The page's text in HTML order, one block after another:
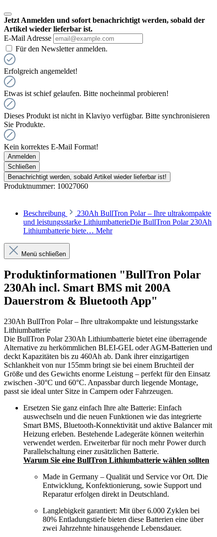
Jetzt Anmelden und sofort benachrichtigt werden, sobald der
Artikel wieder lieferbar ist.
E-Mail Adresse
Für den Newsletter anmelden.
Erfolgreich angemeldet!
Etwas ist schief gelaufen. Bitte nocheinmal probieren!
Dieses Produkt ist nicht in Klaviyo verfügbar. Bitte synchronisieren
Sie Produkte.
Kein korrektes E-Mail Format!
Anmelden
Schließen
Benachrichtigt werden, sobald Artikel wieder lieferbar ist!
Produktnummer: 10027060
Beschreibung
230Ah BullTron Polar – Ihre ultrakompakte
und leistungsstarke LithiumbatterieDie BullTron Polar 230Ah
Lithiumbatterie biete… Mehr
Menü schließen
Produktinformationen "BullTron Polar
230Ah incl. Smart BMS mit 200A
Dauerstrom & Bluetooth App"
230Ah BullTron Polar – Ihre ultrakompakte und leistungsstarke
Lithiumbatterie
Die BullTron Polar 230Ah Lithiumbatterie bietet eine überragende
Alternative zu herkömmlichen BLEI-GEL oder AGM-Batterien und
deckt Kapazitäten bis zu 460Ah ab. Dank ihrer einzigartigen
Schlankheit von nur 155mm bringt sie bei einem Bruchteil der
Größe und des Gewichts enorme Leistung – perfekt für den Einsatz
zwischen -30°C und 60°C. Anpassbar durch liegende Montage,
passt sie ideal unter Sitze in Campern oder Fahrzeugen.
Ersetzen Sie ganz einfach Ihre alte Batterie: Einfach
auswechseln und die neuen Funktionen wie das integrierte
Smart BMS, Bluetooth-Konnektivität und aktive Balancer mit
Heizung erleben. Bestehende Ladegeräte können weiterhin
verwendet werden. Erweiterbar für noch mehr Power durch
Parallelschaltung einer zusätzlichen Batterie.
Warum Sie eine BullTron Lithiumbatterie wählen sollten
Made in Germany – Qualität und Service vor Ort. Die
Entwicklung, Konfektionierung, sowie Support und
Reparatur erfolgen direkt in Deutschland.
Langlebigkeit garantiert: Mit über 6.000 Zyklen bei
80% Entladungstiefe bieten diese Batterien eine über
zwei Jahrzehnte hinausgehende Lebensdauer.